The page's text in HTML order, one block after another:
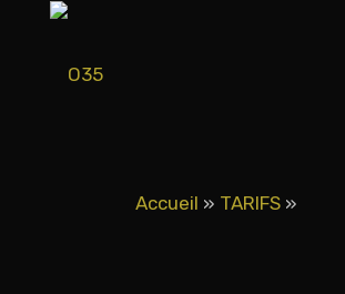
Accueil » TARIFS »